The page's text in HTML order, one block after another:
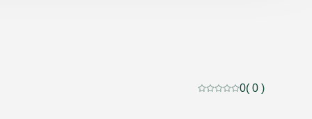
Trenutna ocena: 0 od
0( 0 )